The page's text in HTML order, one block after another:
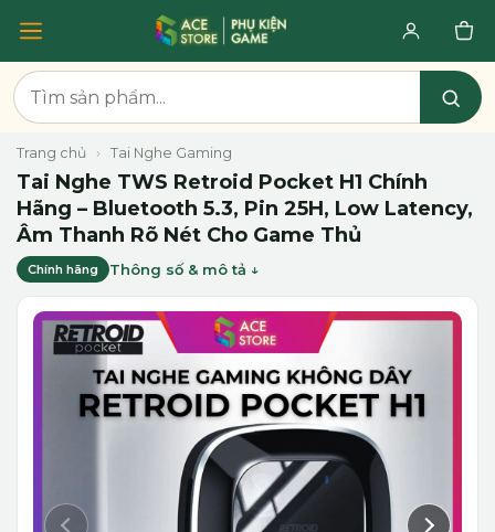
Trang chủ › Tai Nghe Gaming
Tai Nghe TWS Retroid Pocket H1 Chính
Hãng – Bluetooth 5.3, Pin 25H, Low Latency,
Âm Thanh Rõ Nét Cho Game Thủ
Chính hãng Thông số & mô tả